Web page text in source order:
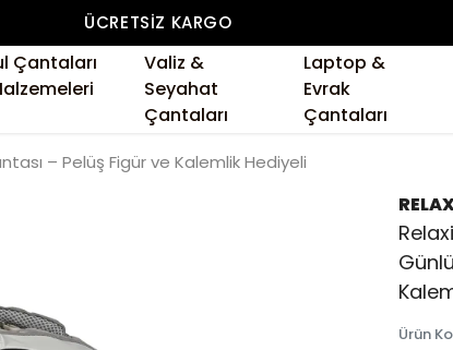
ÜCRETSIZ KARGO
Çantaları
Valiz &
Seyahat
Çantaları
Laptop &
Evrak
Çantaları
– Pelüş Figür ve Kalemlik Hediyeli
Ürün